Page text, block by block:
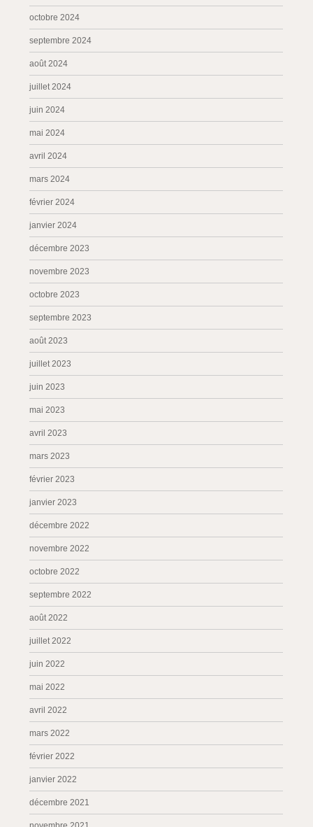
octobre 2024
septembre 2024
août 2024
juillet 2024
juin 2024
mai 2024
avril 2024
mars 2024
février 2024
janvier 2024
décembre 2023
novembre 2023
octobre 2023
septembre 2023
août 2023
juillet 2023
juin 2023
mai 2023
avril 2023
mars 2023
février 2023
janvier 2023
décembre 2022
novembre 2022
octobre 2022
septembre 2022
août 2022
juillet 2022
juin 2022
mai 2022
avril 2022
mars 2022
février 2022
janvier 2022
décembre 2021